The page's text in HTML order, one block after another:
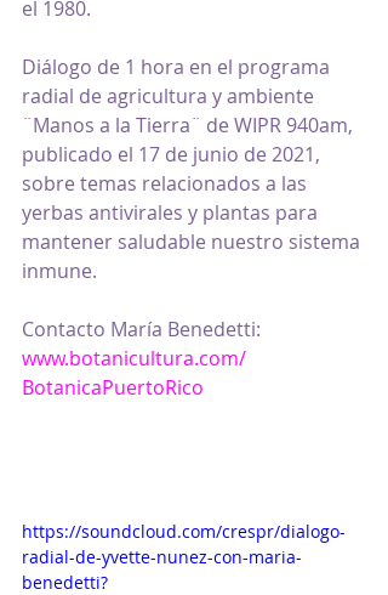
el 1980.
Diálogo de 1 hora en el programa
radial de agricultura y ambiente
¨Manos a la Tierra¨ de WIPR 940am,
publicado el 17 de junio de 2021,
sobre temas relacionados a las
yerbas antivirales y plantas para
mantener saludable nuestro sistema
inmune.
Contacto María Benedetti:
www.botanicultura.com/
BotanicaPuertoRico
https://soundcloud.com/crespr/dialogo-
radial-de-yvette-nunez-con-maria-
benedetti?